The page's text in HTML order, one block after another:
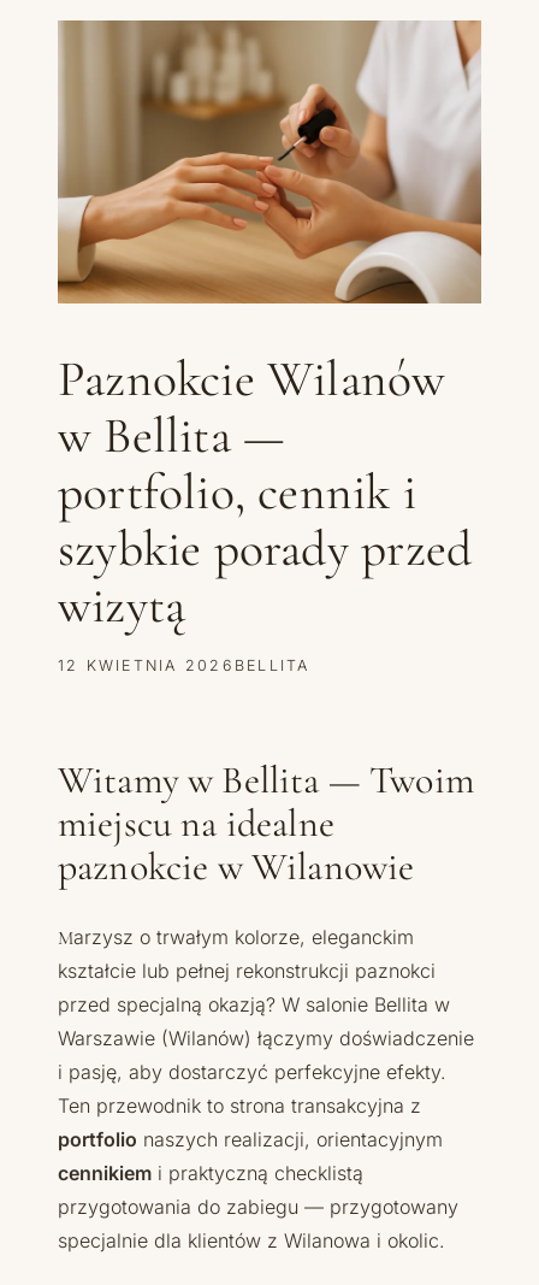
Paznokcie Wilanów
w Bellita —
portfolio, cennik i
szybkie porady przed
wizytą
12 KWIETNIA 2026 BELLITA
Witamy w Bellita — Twoim
miejscu na idealne
paznokcie w Wilanowie
Marzysz o trwałym kolorze, eleganckim
kształcie lub pełnej rekonstrukcji paznokci
przed specjalną okazją? W salonie Bellita w
Warszawie (Wilanów) łączymy doświadczenie
i pasję, aby dostarczyć perfekcyjne efekty.
Ten przewodnik to strona transakcyjna z
portfolio naszych realizacji, orientacyjnym
cennikiem i praktyczną checklistą
przygotowania do zabiegu — przygotowany
specjalnie dla klientów z Wilanowa i okolic.